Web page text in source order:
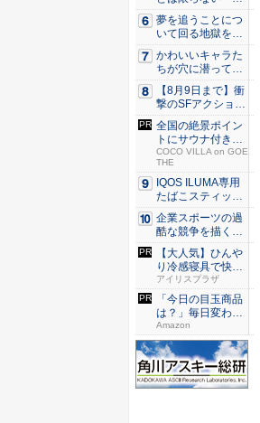
イヤモン...
夢を追うことにつ
いて回る地獄を描
く『二階...
かわいいキャラた
ちが穴に潜ってひ
どい目に...
【8月9日まで】衝
撃のSFアクション
『G...
全国の絶景ポイン
トにサウナ付きの
シェア別...
COCO VILLA on GOE
THE
IQOS ILUMA専用
たばこスティッ
ク...
企業スポーツの過
酷な競争を描く『J
JM ...
【大人気】ひんや
り冷感寝具で快適
な睡眠を...
アイリスプラザ
「今日の目玉商品
は？」毎日変わる
Amaz...
Amazon